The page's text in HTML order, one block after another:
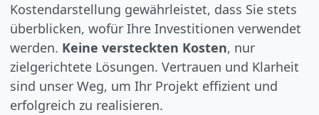
Kostendarstellung gewährleistet, dass Sie stets
überblicken, wofür Ihre Investitionen verwendet
werden. Keine versteckten Kosten, nur
zielgerichtete Lösungen. Vertrauen und Klarheit
sind unser Weg, um Ihr Projekt effizient und
erfolgreich zu realisieren.